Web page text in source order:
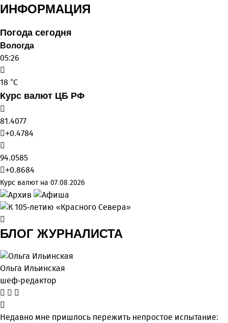
ИНФОРМАЦИЯ
Погода сегодня
Вологда
05:26
18 °C
Курс валют ЦБ РФ
81.4077
+0.4784
94.0585
+0.8684
Курс валют на 07.08.2026
БЛОГ ЖУРНАЛИСТА
Ольга Ильинская
шеф-редактор
Недавно мне пришлось пережить непростое испытание: